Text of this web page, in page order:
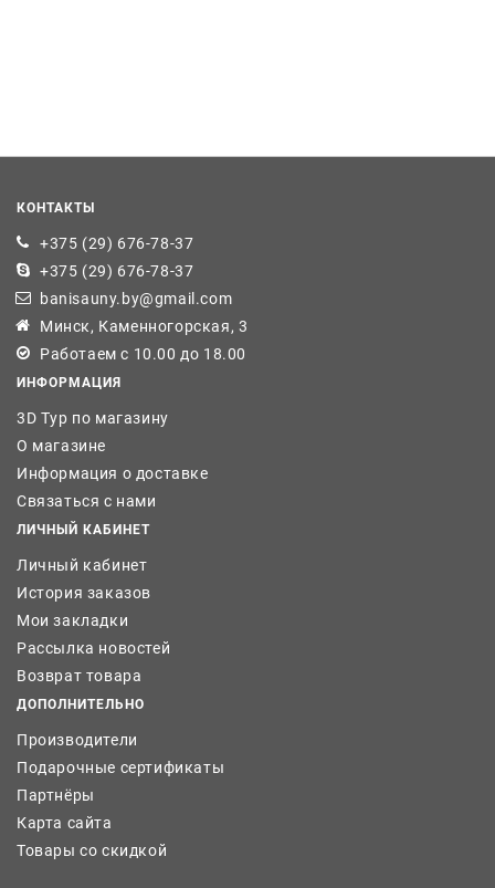
КОНТАКТЫ
+375 (29) 676-78-37
+375 (29) 676-78-37
banisauny.by@gmail.com
Минск, Каменногорская, 3
Работаем с 10.00 до 18.00
ИНФОРМАЦИЯ
3D Тур по магазину
О магазине
Информация о доставке
Связаться с нами
ЛИЧНЫЙ КАБИНЕТ
Личный кабинет
История заказов
Мои закладки
Рассылка новостей
Возврат товара
ДОПОЛНИТЕЛЬНО
Производители
Подарочные сертификаты
Партнёры
Карта сайта
Товары со скидкой